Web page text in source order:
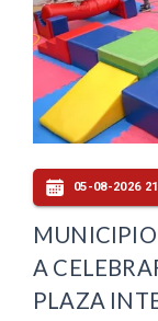
05-08-2026
A
PLAZA